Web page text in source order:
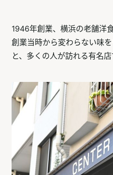
1946年創業、横浜の老舗洋
創業当時から変わらない味
と、多くの人が訪れる有名店